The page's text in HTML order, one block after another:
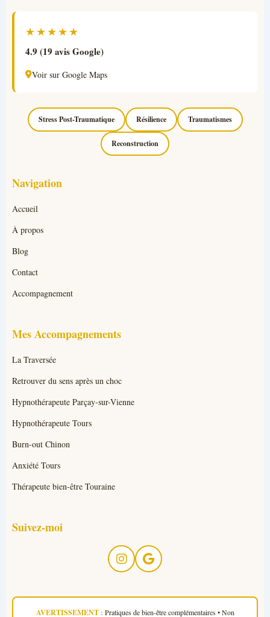
★★★★★
4.9 (19 avis Google)
Voir sur Google Maps
Stress Post-Traumatique Résilience Traumatismes
Reconstruction
Navigation
Accueil
À propos
Blog
Contact
Accompagnement
Mes Accompagnements
La Traversée
Retrouver du sens après un choc
Hypnothérapeute Parçay-sur-Vienne
Hypnothérapeute Tours
Burn-out Chinon
Anxiété Tours
Thérapeute bien-être Touraine
Suivez-moi
AVERTISSEMENT : Pratiques de bien-être complémentaires • Non